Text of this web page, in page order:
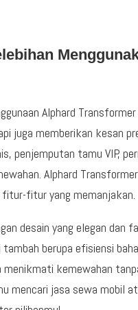
Alphard
juga memberikan kesan
penjemputan tamu VIP,
Alphard
fitur-fitur yang memanjakan.
desain yang elegan dan
tambah berupa efisiensi
menikmati kemewahan
mencari jasa sewa mobil